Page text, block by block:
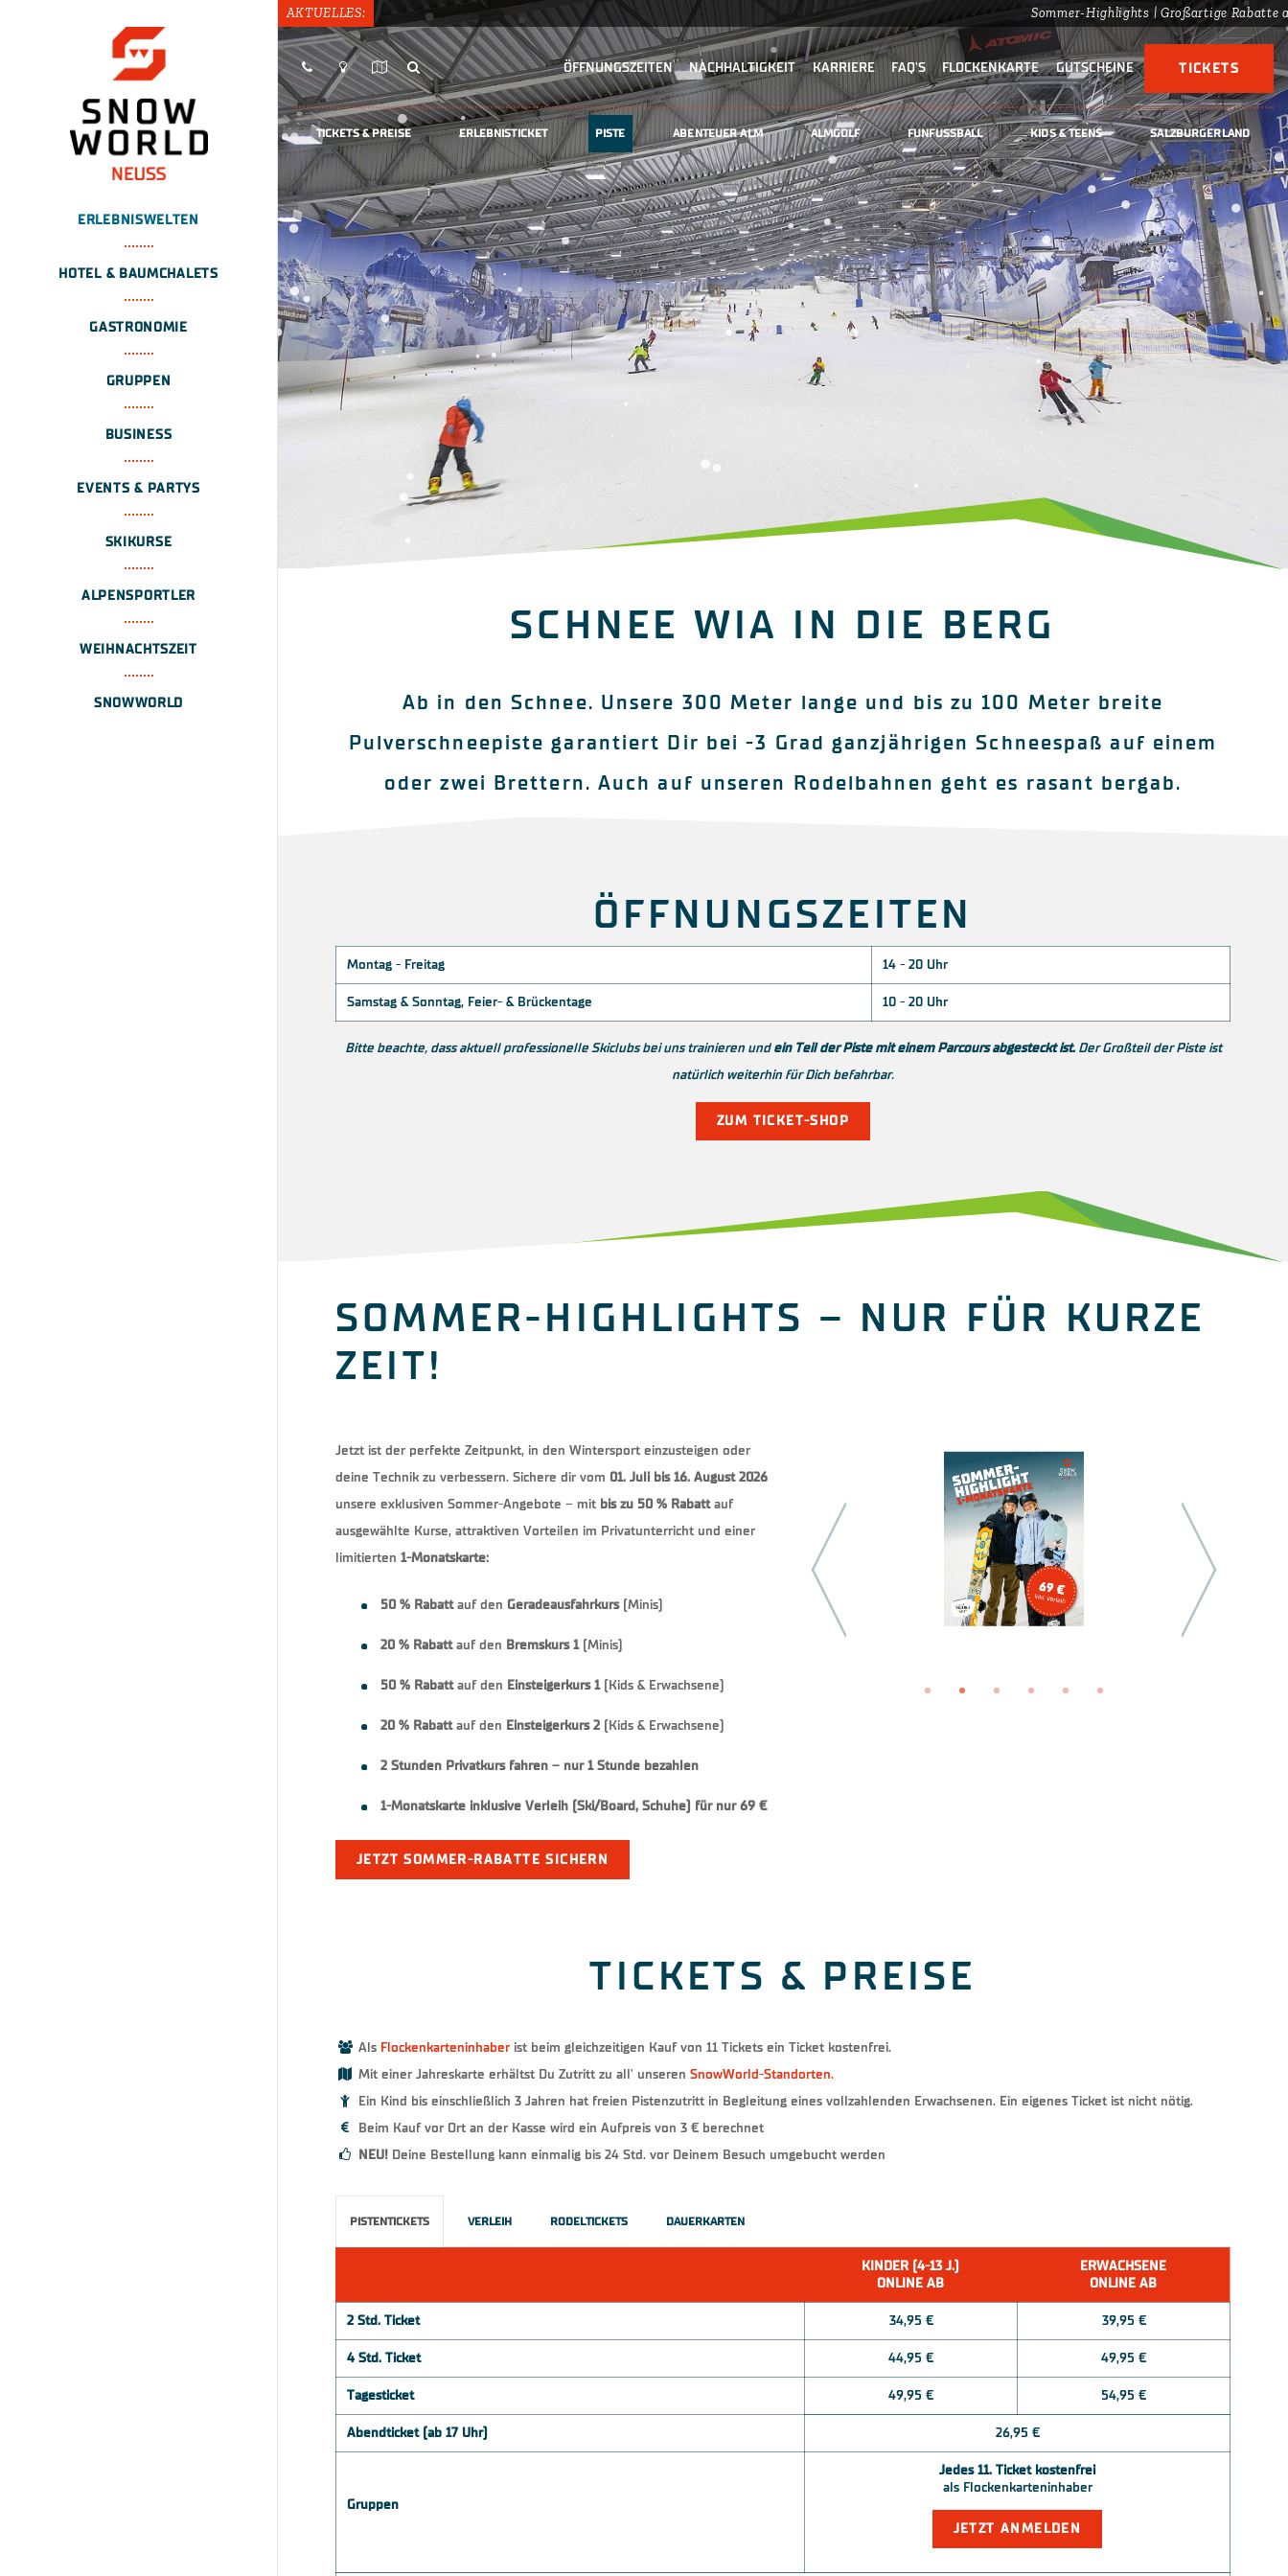
ERLEBNISWELTEN
HOTEL & BAUMCHALETS
GASTRONOMIE
GRUPPEN
BUSINESS
EVENTS & PARTYS
SKIKURSE
ALPENSPORTLER
WEIHNACHTSZEIT
SNOWWORLD
ÖFFNUNGSZEITEN NACHHALTIGKEIT KARRIERE FAQ'S FLOCKENKARTE GUTSCHEINE TICKETS
TICKETS & PREISE ERLEBNISTICKET PISTE ABENTEUER ALM ALMGOLF FUNFUSSBALL KIDS & TEENS SALZBURGERLAND
SCHNEE WIA IN DIE BERG
Ab in den Schnee. Unsere 300 Meter lange und bis zu 100 Meter breite
Pulverschneepiste garantiert Dir bei -3 Grad ganzjährigen Schneespaß auf einem
oder zwei Brettern. Auch auf unseren Rodelbahnen geht es rasant bergab.
ÖFFNUNGSZEITEN
Montag - Freitag 14 - 20 Uhr
Samstag & Sonntag, Feier- & Brückentage 10 - 20 Uhr
Bitte beachte, dass aktuell professionelle Skiclubs bei uns trainieren undein Teil der Piste mit einem Parcours abgesteckt ist.Der Großteil der Piste ist
natürlich weiterhin für Dich befahrbar.
ZUM TICKET-SHOP
SOMMER-HIGHLIGHTS – NUR FÜR KURZE
ZEIT!
Jetzt ist der perfekte Zeitpunkt, in den Wintersport einzusteigen oder
deine Technik zu verbessern. Sichere dir vom 01. Juli bis 16. August 2026
unsere exklusiven Sommer-Angebote – mit bis zu 50 % Rabattauf
ausgewählte Kurse, attraktiven Vorteilen im Privatunterricht und einer
limitierten 1-Monatskarte:
50 % Rabattauf den Geradeausfahrkurs(Minis)
20 % Rabattauf den Bremskurs 1(Minis)
50 % Rabattauf den Einsteigerkurs 1(Kids & Erwachsene)
20 % Rabattauf den Einsteigerkurs 2 (Kids & Erwachsene)
2 Stunden Privatkurs fahren – nur 1 Stunde bezahlen
1-Monatskarte inklusive Verleih (Ski/Board, Schuhe) für nur 69 €
JETZT SOMMER-RABATTE SICHERN
TICKETS & PREISE
Als Flockenkarteninhaberist beim gleichzeitigen Kauf von 11 Tickets ein Ticket kostenfrei.
Mit einer Jahreskarte erhältst Du Zutritt zu all' unseren SnowWorld-Standorten.
Ein Kind bis einschließlich 3 Jahren hat freien Pistenzutritt in Begleitung eines vollzahlenden Erwachsenen. Ein eigenes Ticket ist nicht nötig.
Beim Kauf vor Ort an der Kasse wird ein Aufpreis von 3 € berechnet
NEU!Deine Bestellung kann einmalig bis 24 Std. vor Deinem Besuch umgebucht werden
PISTENTICKETS VERLEIH RODELTICKETS DAUERKARTEN
KINDER (4-13 J.)
ONLINE AB
ERWACHSENE
ONLINE AB
2 Std. Ticket 34,95 € 39,95 €
4 Std. Ticket 44,95 € 49,95 €
Tagesticket 49,95 € 54,95 €
Abendticket (ab 17 Uhr) 26,95 €
Gruppen
Jedes 11. Ticket kostenfrei
als Flockenkarteninhaber
JETZT ANMELDEN
AKTUELLES: Sommer-Highlights | Großartige Rabatte auf der